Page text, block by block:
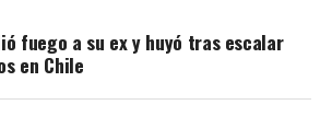
fuego a su ex y huyó tras escalar
en Chile